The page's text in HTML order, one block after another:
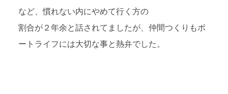
など、慣れない内にやめて行く方の
割合が２年余と話されてましたが、仲間つくりもボ
ートライフには大切な事と熱弁でした。